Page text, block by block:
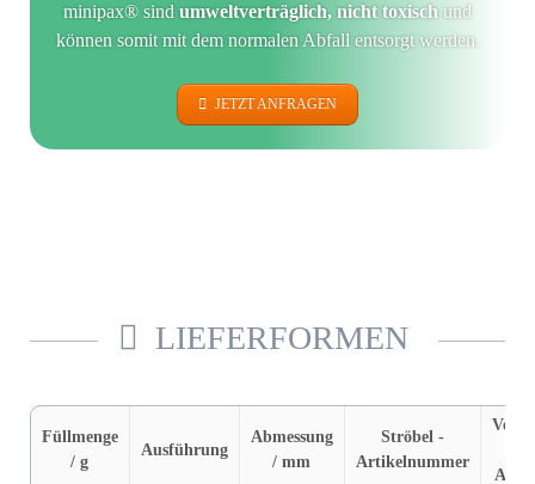
minipax® sind umweltverträglich, nicht toxisch und
können somit mit dem normalen Abfall entsorgt werden.
JETZT ANFRAGEN
LIEFER­FORMEN
Füllmenge
/ g
Ausführung
Abmessung
/ mm
Ströbel -
Artikelnummer